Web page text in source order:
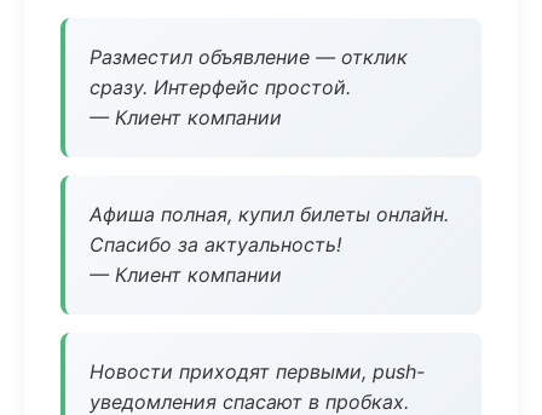
Разместил объявление — отклик
сразу. Интерфейс простой.
— Клиент компании
Афиша полная, купил билеты онлайн.
Спасибо за актуальность!
— Клиент компании
Новости приходят первыми, push-
уведомления спасают в пробках.